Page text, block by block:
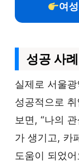
여
성공 사례
실제로 서울
성공적으로
보면, “나의
가 생기고, 카
도움이 되었